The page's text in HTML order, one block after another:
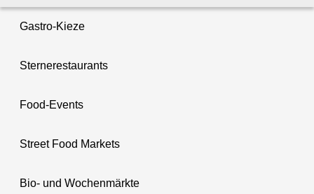
Gastro-Kieze
Sternerestaurants
Food-Events
Street Food Markets
Bio- und Wochenmärkte